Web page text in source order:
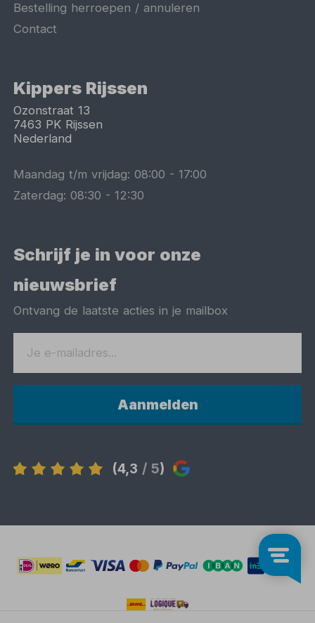
Bestelling herroepen / annuleren
Contact
Kippers Rijssen
Ozonstraat 13
7463 PK Rijssen
Nederland
Maandag t/m vrijdag:08:00 -17:00
Zaterdag:08:30 -12:30
Schrijf je in voor onze
nieuwsbrief
Ontvang de laatste acties in je mailbox
Aanmelden
(4,3 / 5)